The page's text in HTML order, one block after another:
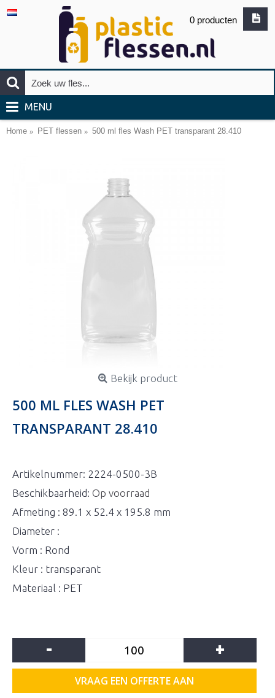
0 producten
MENU
Home PET flessen 500 ml fles Wash PET transparant 28.410
Bekijk product
500 ML FLES WASH PET
TRANSPARANT 28.410
Artikelnummer: 2224-0500-3B
Beschikbaarheid: Op voorraad
Afmeting : 89.1 x 52.4 x 195.8 mm
Diameter :
Vorm : Rond
Kleur : transparant
Materiaal : PET
- +
VRAAG EEN OFFERTE AAN